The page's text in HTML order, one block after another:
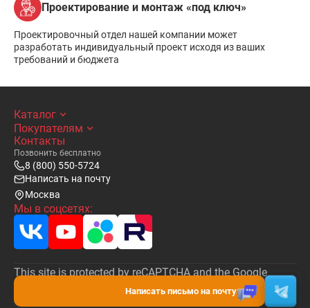
Проектирование и монтаж «под ключ»
Проектировочный отдел нашей компании может
разработать индивидуальный проект исходя из ваших
требований и бюджета
Каталог
Покупателям
Контакты
Позвонить бесплатно
8 (800) 550-5724
Написать на почту
Москва
Мы в соцсетях:
This site is protected by reCAPTCHA and the Google
Terms of Serviceapply.
Написать письмо на почту